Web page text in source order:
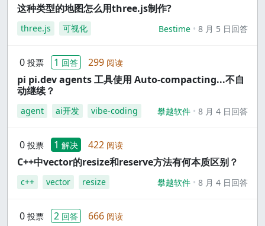
这种类型的地图怎么用three.js制作?
three.js 可视化 Bestime 8 月 5 日回答
0 投票 1 回答 299 阅读
pi pi.dev agents 工具使用 Auto-compacting...不自
动继续？
agent ai开发 vibe-coding 攀越软件 8 月 4 日回答
0 投票 1 解决 422 阅读
C++中vector的resize和reserve方法有何本质区别？
c++ vector resize 攀越软件 8 月 4 日回答
0 投票 2 回答 666 阅读